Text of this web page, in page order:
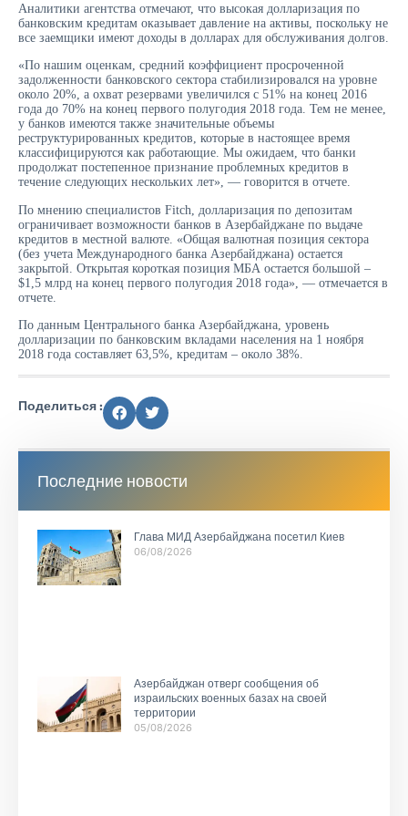
Аналитики агентства отмечают, что высокая долларизация по
банковским кредитам оказывает давление на активы, поскольку не
все заемщики имеют доходы в долларах для обслуживания долгов.
«По нашим оценкам, средний коэффициент просроченной
задолженности банковского сектора стабилизировался на уровне
около 20%, а охват резервами увеличился с 51% на конец 2016
года до 70% на конец первого полугодия 2018 года. Тем не менее,
у банков имеются также значительные объемы
реструктурированных кредитов, которые в настоящее время
классифицируются как работающие. Мы ожидаем, что банки
продолжат постепенное признание проблемных кредитов в
течение следующих нескольких лет», — говорится в отчете.
По мнению специалистов Fitch, долларизация по депозитам
ограничивает возможности банков в Азербайджане по выдаче
кредитов в местной валюте. «Общая валютная позиция сектора
(без учета Международного банка Азербайджана) остается
закрытой. Открытая короткая позиция МБА остается большой –
$1,5 млрд на конец первого полугодия 2018 года», — отмечается в
отчете.
По данным Центрального банка Азербайджана, уровень
долларизации по банковским вкладами населения на 1 ноября
2018 года составляет 63,5%, кредитам – около 38%.
Поделиться :
Последние новости
Глава МИД Азербайджана посетил Киев
06/08/2026
Азербайджан отверг сообщения об
израильских военных базах на своей
территории
05/08/2026